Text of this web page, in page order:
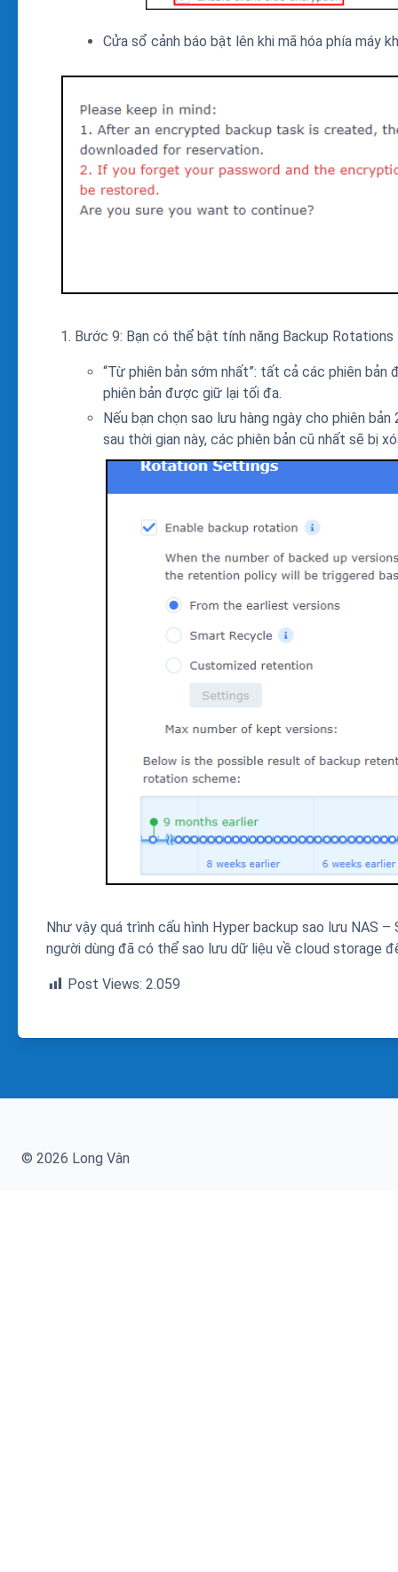
Cửa sổ cảnh báo bật lên khi mã hóa phía máy
Bước 9: Bạn có thể bật tính năng Backup Rotations
“Từ phiên bản sớm nhất”: tất cả các phiên
phiên bản được giữ lại tối đa.
Nếu bạn chọn sao lưu hàng ngày cho phiên
sau thời gian này, các phiên bản cũ nhất sẽ bị
Như vậy quá trình cấu hình Hyper backup sao lưu NAS
người dùng đã có thể sao lưu dữ liệu về cloud storage
Post Views: 2.059
© 2026 Long Vân